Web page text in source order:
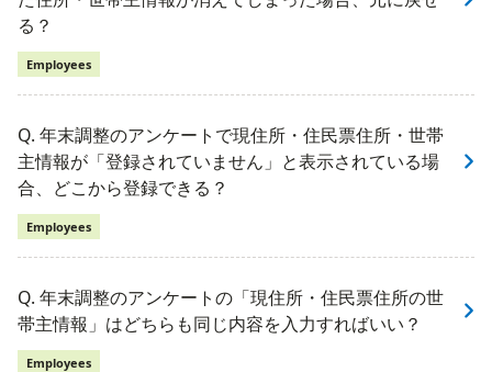
る？
Employees
Q. 年末調整のアンケートで現住所・住民票住所・世帯
主情報が「登録されていません」と表示されている場
合、どこから登録できる？
Employees
Q. 年末調整のアンケートの「現住所・住民票住所の世
帯主情報」はどちらも同じ内容を入力すればいい？
Employees